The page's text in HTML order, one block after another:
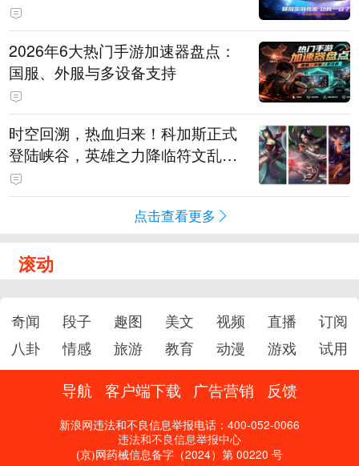
打造旗舰供电方案
2026年6大热门手游加速器盘点：
国服、外服与多设备支持
时空回溯，热血归来！科加斯正式
登陆峡谷，英雄之力降临符文乱
斗！
点击查看更多
滚动
奇闻 段子 趣图 美文 视频 直播
订阅
八卦
情感 旅游 教育 动漫 游戏 试用
导航 客户端下载 广告营销 反馈
新浪网违法和不良信息举报电话：400-052-0066
违法和不良信息举报中心
(京)网药械信息备字（2024）第 00220 号